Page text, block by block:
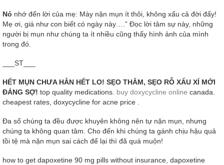
Nó nhớ đến lời của mẹ: Mày nặn mụn ít thôi, không xấu cả đời đấy!
Mẹ ơi, giá như con biết có ngày này….” Đọc lời tâm sự này, những
người bị mụn như chúng ta ít nhiều cũng thấy hình ảnh của mình
trong đó.
___ST___
HẾT MỤN CHƯA HẲN HẾT LO! SẸO THÂM, SẸO RỖ XẤU XÍ MỚI
ĐÁNG SỢ! top quality medications. buy doxycycline online canada.
cheapest rates, doxycycline for acne price .
Đa số chúng ta đều được khuyên không nên tự nặn mụn, nhưng
chúng ta không quan tâm. Cho đến khi chúng ta gánh chịu hậu quả
tồi tệ mà nặn mụn sai cách để lại thì đã quá muộn!
how to get dapoxetine 90 mg pills without insurance, dapoxetine